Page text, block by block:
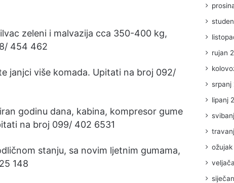
zeleni i malvazija cca 350-400 kg,
454 462
janjci više komada. Upitati na broj 092/
godinu dana, kabina, kompresor gume
na broj 099/ 402 6531
stanju, sa novim ljetnim gumama,
148
rujan
srpanj
lipanj
ožujak